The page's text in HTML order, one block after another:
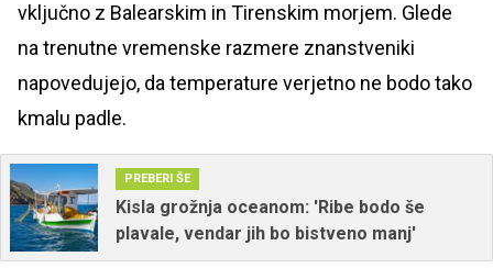
vključno z Balearskim in Tirenskim morjem. Glede
na trenutne vremenske razmere znanstveniki
napovedujejo, da temperature verjetno ne bodo tako
kmalu padle.
PREBERI ŠE
Kisla grožnja oceanom: 'Ribe bodo še
plavale, vendar jih bo bistveno manj'